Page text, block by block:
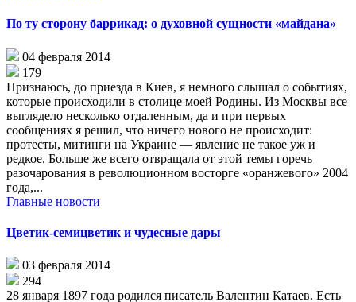
По ту сторону баррикад: о духовной сущности «майдана»
04 февраля 2014
179
Признаюсь, до приезда в Киев, я немного слышал о событиях,
которые происходили в столице моей Родины. Из Москвы все
выглядело несколько отдаленным, да и при первых
сообщениях я решил, что ничего нового не происходит:
протесты, митинги на Украине — явление не такое уж и
редкое. Больше же всего отвращала от этой темы горечь
разочарования в революционном восторге «оранжевого» 2004
года,...
Главные новости
Цветик-семицветик и чудесные дары
03 февраля 2014
294
28 января 1897 года родился писатель Валентин Катаев. Есть